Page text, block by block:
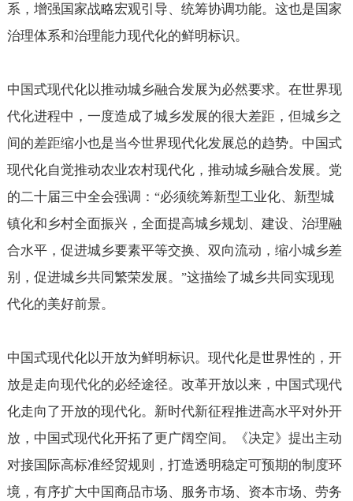
系，增强国家战略宏观引导、统筹协调功能。这也是国家
治理体系和治理能力现代化的鲜明标识。
中国式现代化以推动城乡融合发展为必然要求。在世界现
代化进程中，一度造成了城乡发展的很大差距，但城乡之
间的差距缩小也是当今世界现代化发展总的趋势。中国式
现代化自觉推动农业农村现代化，推动城乡融合发展。党
的二十届三中全会强调： “必须统筹新型工业化、新型城
镇化和乡村全面振兴，全面提高城乡规划、建设、治理融
合水平，促进城乡要素平等交换、双向流动，缩小城乡差
别，促进城乡共同繁荣发展。 ”这描绘了城乡共同实现现
代化的美好前景。
中国式现代化以开放为鲜明标识。现代化是世界性的，开
放是走向现代化的必经途径。改革开放以来，中国式现代
化走向了开放的现代化。新时代新征程推进高水平对外开
放，中国式现代化开拓了更广阔空间。《决定》提出主动
对接国际高标准经贸规则，打造透明稳定可预期的制度环
境，有序扩大中国商品市场、服务市场、资本市场、劳务